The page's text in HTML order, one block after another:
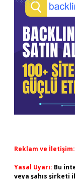
Reklam ve İletişim:
Yasal Uyarı: Bu
veya şahıs şirketi